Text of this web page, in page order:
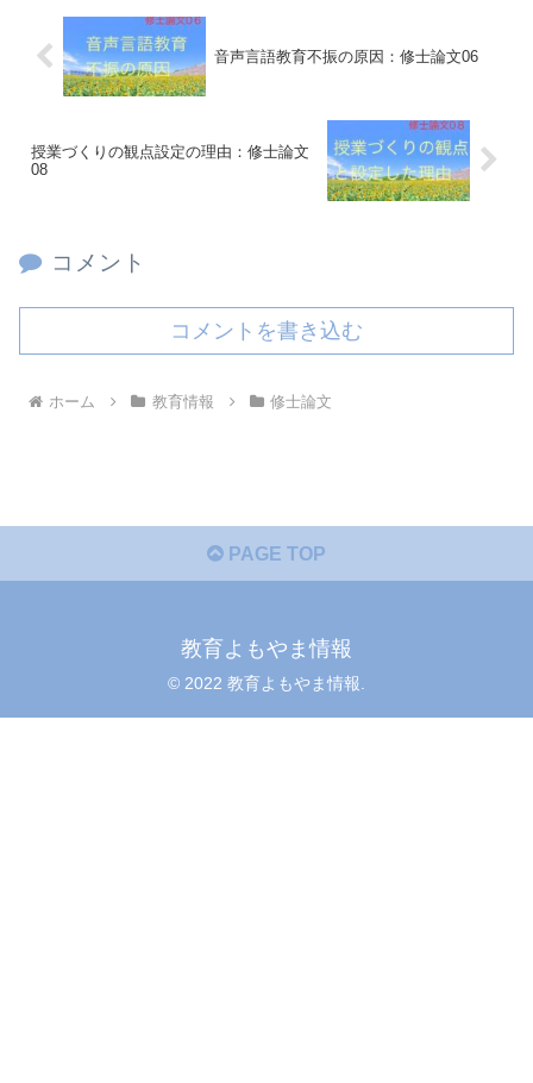
音声言語教育不振の原因：修士論文06
授業づくりの観点設定の理由：修士論文
08
コメント
コメントを書き込む
ホーム 教育情報 修士論文
PAGE TOP
教育よもやま情報
© 2022 教育よもやま情報.